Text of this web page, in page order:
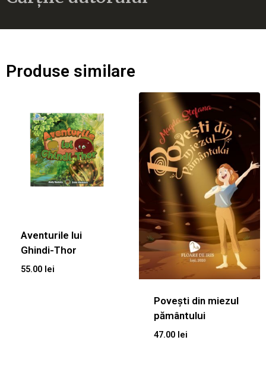
Produse similare
Aventurile lui
Ghindi-Thor
55.00 lei
Povești din miezul
pământului
47.00 lei